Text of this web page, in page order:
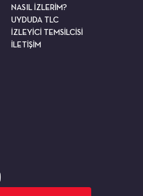
NASIL İZLERİM?
UYDUDA TLC
İZLEYİCİ TEMSİLCİSİ
İLETİŞİM